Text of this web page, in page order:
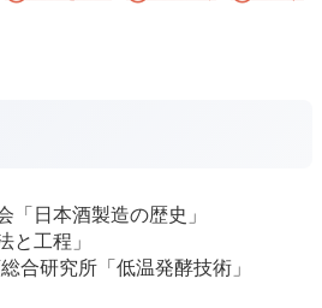
「日本酒製造の歴史」
と工程」
合研究所「低温発酵技術」